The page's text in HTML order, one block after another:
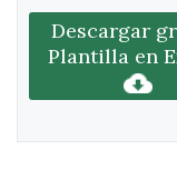
Descargar
Plantilla en